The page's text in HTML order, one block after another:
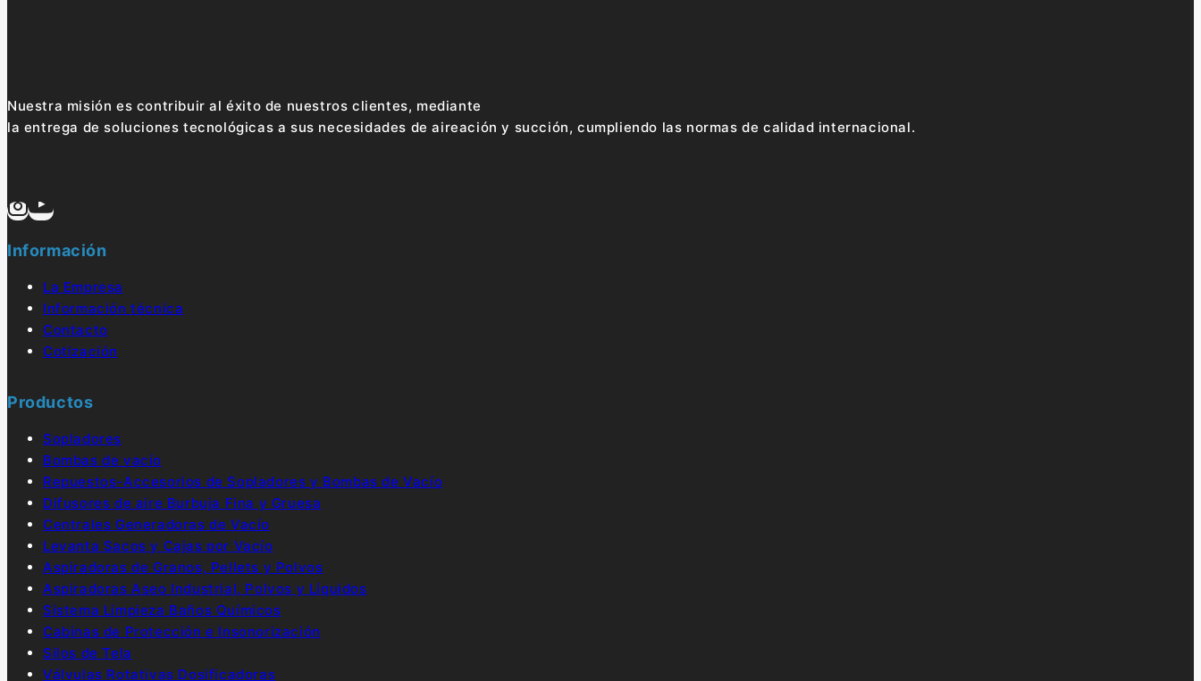
Nuestra misión es contribuir al éxito de nuestros clientes, mediante
la entrega de soluciones tecnológicas a sus necesidades de aireación y succión, cumpliendo las normas de calidad internacional.
Información
La Empresa
Información técnica
Contacto
Cotización
Productos
Sopladores
Bombas de vacío
Repuestos-Accesorios de Sopladores y Bombas de Vacío
Difusores de aire Burbuja Fina y Gruesa
Centrales Generadoras de Vacío
Levanta Sacos y Cajas por Vacío
Aspiradoras de Granos, Pellets y Polvos
Aspiradoras Aseo Industrial, Polvos y Líquidos
Sistema Limpieza Baños Químicos
Cabinas de Protección e Insonorización
Silos de Tela
Válvulas Rotativas Dosificadoras